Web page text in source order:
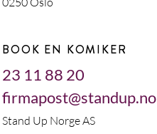
BOOK EN KOMIKER
23 11 88 20
firmapost@standup.no
Stand Up Norge AS